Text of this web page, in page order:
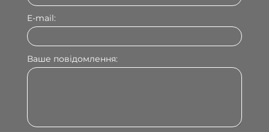
E-mail:
Ваше повідомлення: